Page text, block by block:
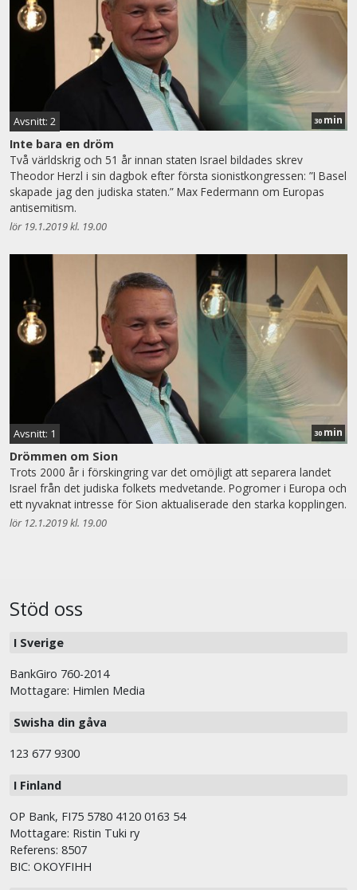
Avsnitt: 2 30 min
Inte bara en dröm
Två världskrig och 51 år innan staten Israel bildades skrev
Theodor Herzl i sin dagbok efter första sionistkongressen: ”I Basel
skapade jag den judiska staten.” Max Federmann om Europas
antisemitism.
lör 19.1.2019 kl. 19.00
Avsnitt: 1 30 min
Drömmen om Sion
Trots 2000 år i förskingring var det omöjligt att separera landet
Israel från det judiska folkets medvetande. Pogromer i Europa och
ett nyvaknat intresse för Sion aktualiserade den starka kopplingen.
lör 12.1.2019 kl. 19.00
Stöd oss
I Sverige
BankGiro 760-2014
Mottagare: Himlen Media
Swisha din gåva
123 677 9300
I Finland
OP Bank, FI75 5780 4120 0163 54
Mottagare: Ristin Tuki ry
Referens: 8507
BIC: OKOYFIHH